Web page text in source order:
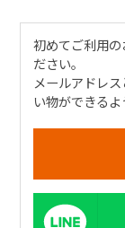
初めてご利用の
ださい。
メールアドレ
い物ができるよ